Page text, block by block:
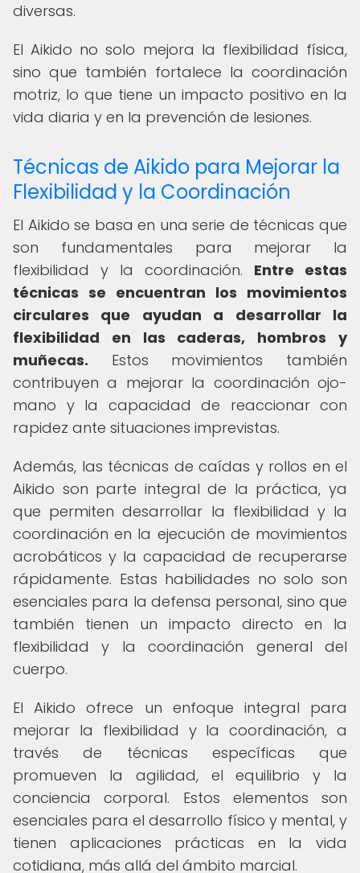
diversas.
El Aikido no solo mejora la flexibilidad física,
sino que también fortalece la coordinación
motriz, lo que tiene un impacto positivo en la
vida diaria y en la prevención de lesiones.
Técnicas de Aikido para Mejorar la
Flexibilidad y la Coordinación
El Aikido se basa en una serie de técnicas que
son fundamentales para mejorar la
flexibilidad y la coordinación. Entre estas
técnicas se encuentran los movimientos
circulares que ayudan a desarrollar la
flexibilidad en las caderas, hombros y
muñecas. Estos movimientos también
contribuyen a mejorar la coordinación ojo-
mano y la capacidad de reaccionar con
rapidez ante situaciones imprevistas.
Además, las técnicas de caídas y rollos en el
Aikido son parte integral de la práctica, ya
que permiten desarrollar la flexibilidad y la
coordinación en la ejecución de movimientos
acrobáticos y la capacidad de recuperarse
rápidamente. Estas habilidades no solo son
esenciales para la defensa personal, sino que
también tienen un impacto directo en la
flexibilidad y la coordinación general del
cuerpo.
El Aikido ofrece un enfoque integral para
mejorar la flexibilidad y la coordinación, a
través de técnicas específicas que
promueven la agilidad, el equilibrio y la
conciencia corporal. Estos elementos son
esenciales para el desarrollo físico y mental, y
tienen aplicaciones prácticas en la vida
cotidiana, más allá del ámbito marcial.